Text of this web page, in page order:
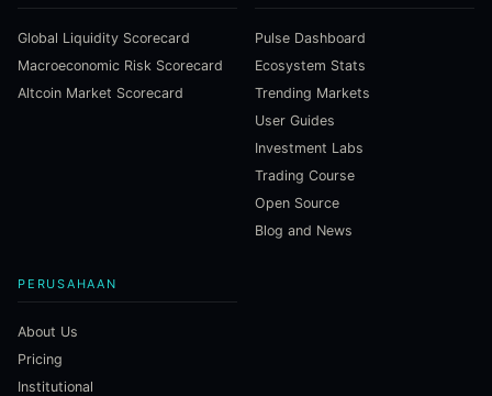
Global Liquidity Scorecard
Macroeconomic Risk Scorecard
Altcoin Market Scorecard
Pulse Dashboard
Ecosystem Stats
Trending Markets
User Guides
Investment Labs
Trading Course
Open Source
Blog and News
PERUSAHAAN
About Us
Pricing
Institutional